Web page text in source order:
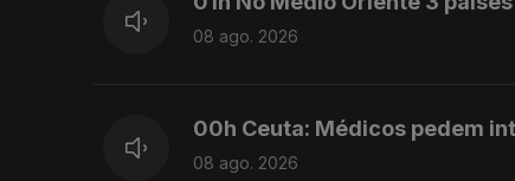
08 ago. 2026
00h Ceuta: Médicos pedem
08 ago. 2026